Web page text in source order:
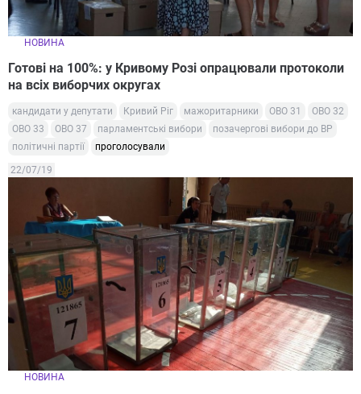
НОВИНА
Готові на 100%: у Кривому Розі опрацювали протоколи
на всіх виборчих округах
кандидати у депутати Кривий Ріг мажоритарники ОВО 31
ОВО 32
ОВО 33
ОВО 37 парламентські вибори
позачергові вибори до ВР
політичні партії
проголосували
22/07/19
НОВИНА